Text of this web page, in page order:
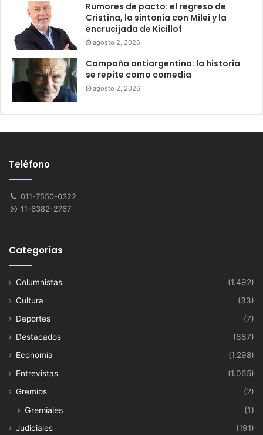
Rumores de pacto: el regreso de
Cristina, la sintonía con Milei y la
encrucijada de Kicillof
agosto 2, 2026
Campaña antiargentina: la historia
se repite como comedia
agosto 2, 2026
Teléfono
011-7550-0322
11-6382-2767
Categorías
Columnistas
(1.492)
Cultura
(33)
Deportes
(7)
Destacados
(667)
Economía
(1.298)
Entrevistas
(1.065)
Gremios
(2)
Gremiales (1)
Judiciales
(191)